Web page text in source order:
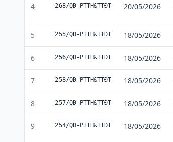
4 268/QĐ-PTTH&TTĐT 20/05/2026
5 255/QĐ-PTTH&TTĐT 18/05/2026
6 256/QĐ-PTTH&TTĐT 18/05/2026
7 258/QĐ-PTTH&TTĐT 18/05/2026
8 257/QĐ-PTTH&TTĐT 18/05/2026
9 254/QĐ-PTTH&TTĐT 18/05/2026